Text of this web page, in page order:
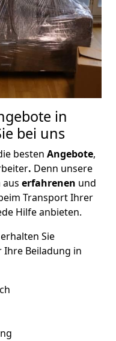
in
bei uns
besten Angebote,
. Denn unsere
erfahrenen und
Transport Ihrer
Hilfe anbieten.
Sie
Ihre Beiladung in